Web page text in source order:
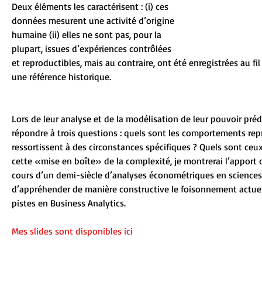
Deux éléments les caractérisent : (i) ces
données mesurent une activité d’origine
humaine (ii) elles ne sont pas, pour la
plupart, issues d’expériences contrôlées
et reproductibles, mais au contraire, ont été enregistrées au
une référence historique.
Lors de leur analyse et de la modélisation de leur pouvoir
répondre à trois questions : quels sont les comportements
ressortissent à des circonstances spécifiques ? Quels sont
cette «mise en boîte» de la complexité, je montrerai
cours d’un demi-siècle d’analyses économétriques en
d’appréhender de manière constructive le foisonnement
pistes en Business Analytics.
Mes slides sont disponibles ici